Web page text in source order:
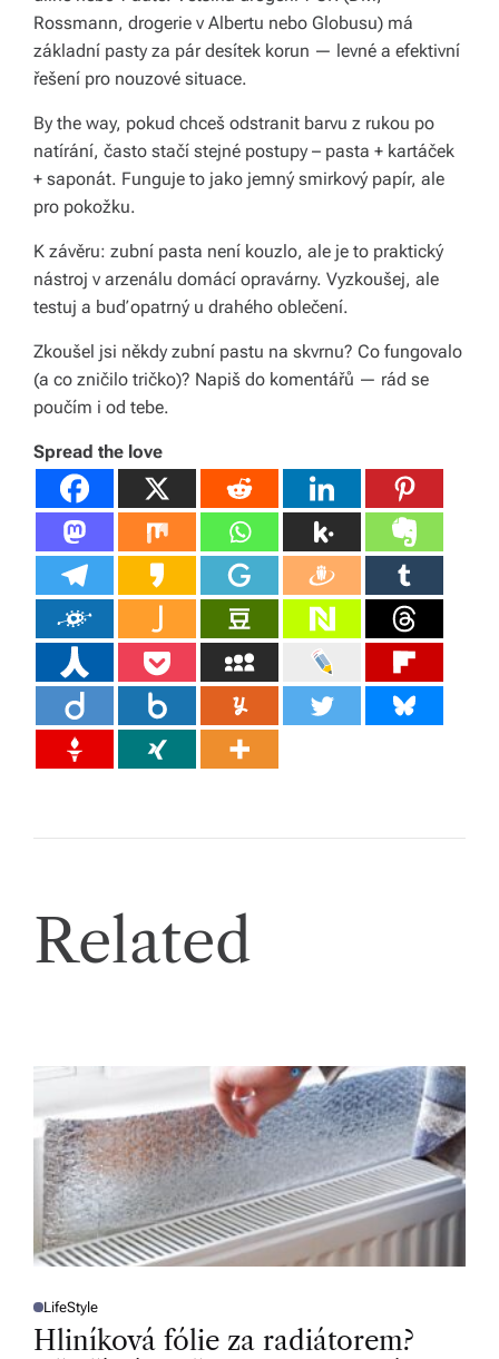
Rossmann, drogerie v Albertu nebo Globusu) má
základní pasty za pár desítek korun — levné a efektivní
řešení pro nouzové situace.
By the way, pokud chceš odstranit barvu z rukou po
natírání, často stačí stejné postupy – pasta + kartáček
+ saponát. Funguje to jako jemný smirkový papír, ale
pro pokožku.
K závěru: zubní pasta není kouzlo, ale je to praktický
nástroj v arzenálu domácí opravárny. Vyzkoušej, ale
testuj a buď opatrný u drahého oblečení.
Zkoušel jsi někdy zubní pastu na skvrnu? Co fungovalo
(a co zničilo tričko)? Napiš do komentářů — rád se
poučím i od tebe.
Spread the love
Related
P
O
LifeStyle
Hliníková fólie za radiátorem?